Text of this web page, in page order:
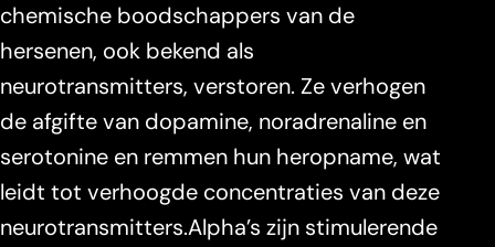
chemische boodschappers van de
hersenen, ook bekend als
neurotransmitters, verstoren. Ze verhogen
de afgifte van dopamine, noradrenaline en
serotonine en remmen hun heropname, wat
leidt tot verhoogde concentraties van deze
neurotransmitters.Alpha’s zijn stimulerende